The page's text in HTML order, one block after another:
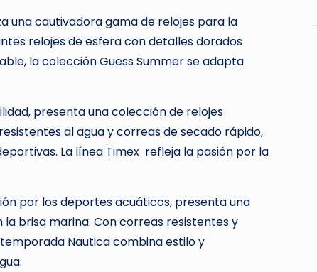
una cautivadora gama de relojes para la
relojes de esfera con detalles dorados
la colección Guess Summer se adapta
presenta una colección de relojes
al agua y correas de secado rápido,
La línea Timex refleja la pasión por la
por los deportes acuáticos, presenta una
brisa marina. Con correas resistentes y
Nautica combina estilo y